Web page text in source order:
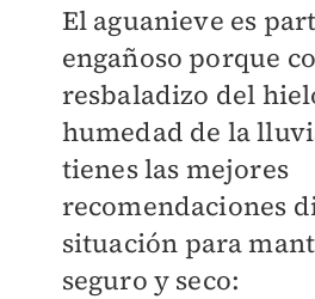
El aguanieve es
engañoso porque
resbaladizo del
humedad de la
tienes las mejores
recomendaciones
situación para
seguro y seco: